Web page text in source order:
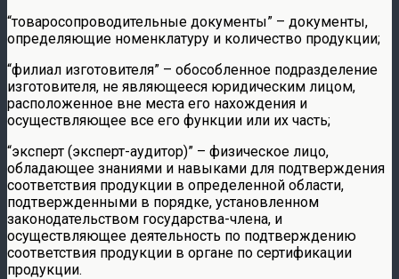
“товаросопроводительные документы” – документы,
определяющие номенклатуру и количество продукции;
“филиал изготовителя” – обособленное подразделение
изготовителя, не являющееся юридическим лицом,
расположенное вне места его нахождения и
осуществляющее все его функции или их часть;
“эксперт (эксперт-аудитор)” – физическое лицо,
обладающее знаниями и навыками для подтверждения
соответствия продукции в определенной области,
подтвержденными в порядке, установленном
законодательством государства-члена, и
осуществляющее деятельность по подтверждению
соответствия продукции в органе по сертификации
продукции.